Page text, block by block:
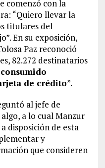
comenzó con la
“Quiero llevar la
titulares del
En su exposición,
Paz reconoció
82.272 destinatarios
de crédito”.
al jefe de
a lo cual Manzur
disposición de esta
y
que consideren